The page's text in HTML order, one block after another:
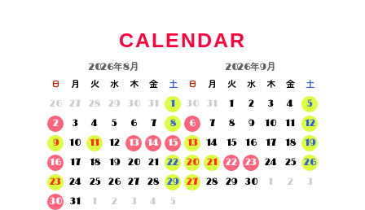
CALENDAR
2026年8月
日 月 火 水 木 金
土
26
27 28 29 30 31
1
2
3 4 5 6 7
8
9
10 11 12 13 14
15
16
17 18 19 20 21
22
23
24 25 26 27 28
29
30
31 1 2 3 4 5
2026年9月
日 月 火 水 木 金
土
30
31 1 2 3 4
5
6
7 8 9 10 11
12
13
14 15 16 17 18
19
20
21 22 23 24 25
26
27
28 29 30 1 2 3